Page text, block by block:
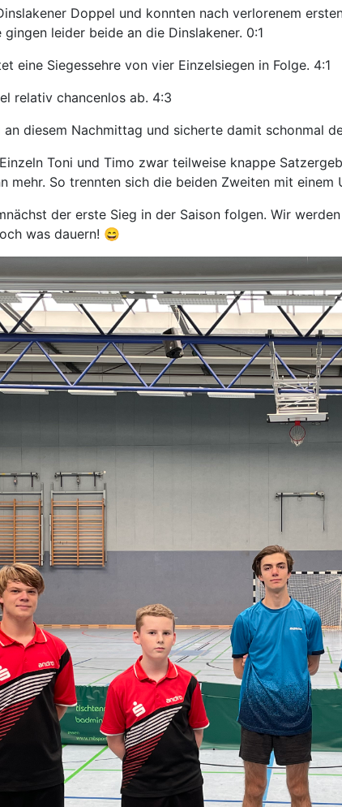
Doppel und konnten nach verlorenem
leider beide an die Dinslakener. 0:1
eine Siegessehre von vier Einzelsiegen in Folge. 4:1
relativ chancenlos ab. 4:3
diesem Nachmittag und sicherte damit schonmal
Toni und Timo zwar teilweise knappe
So trennten sich die beiden Zweiten mit einem
der erste Sieg in der Saison folgen. Wir
was dauern! 😄